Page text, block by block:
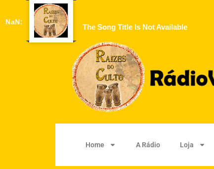
NaN:
The Song Title Is Not Available
Home A Rádio Loja